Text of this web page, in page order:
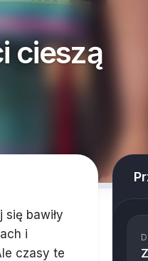
cieszą
bawiły
i
czasy te